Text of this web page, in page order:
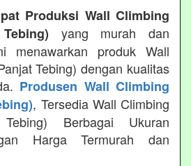
Produksi Wall Climbing
yang murah dan
menawarkan produk Wall
Tebing) dengan kualitas
Produsen Wall Climbing
, Tersedia Wall Climbing
Berbagai Ukuran
Harga Termurah dan